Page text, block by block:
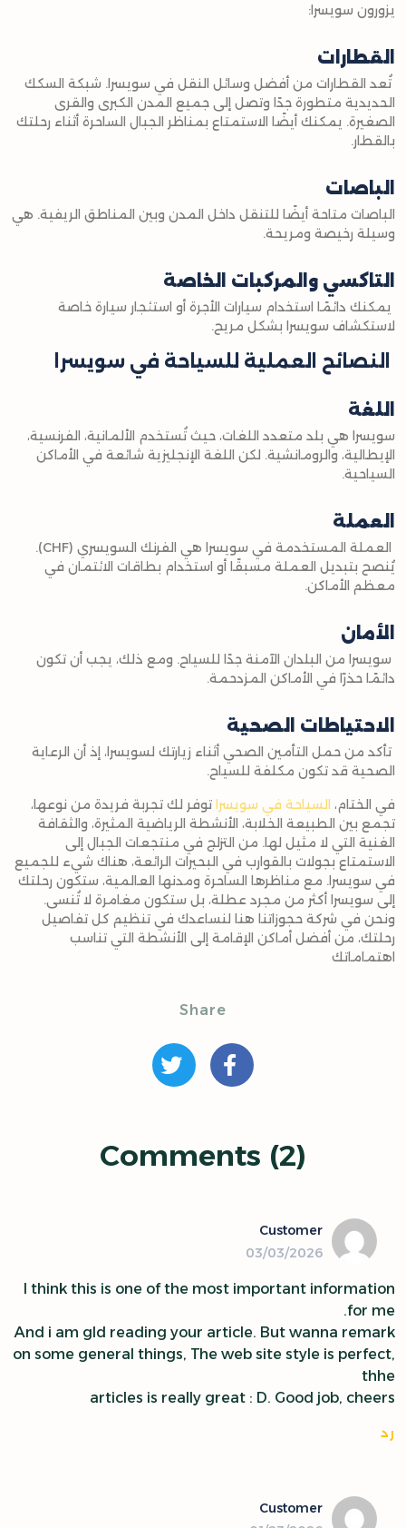
يزورون سويسرا:
القطارات
تُعد القطارات من أفضل وسائل النقل في سويسرا. شبكة السكك
الحديدية متطورة جدًا وتصل إلى جميع المدن الكبرى والقرى
الصغيرة. يمكنك أيضًا الاستمتاع بمناظر الجبال الساحرة أثناء رحلتك
بالقطار.
الباصات
الباصات متاحة أيضًا للتنقل داخل المدن وبين المناطق الريفية. هي
وسيلة رخيصة ومريحة.
التاكسي والمركبات الخاصة
يمكنك دائمًا استخدام سيارات الأجرة أو استئجار سيارة خاصة
لاستكشاف سويسرا بشكل مريح.
النصائح العملية للسياحة في سويسرا
اللغة
سويسرا هي بلد متعدد اللغات، حيث تُستخدم الألمانية، الفرنسية،
الإيطالية، والرومانشية. لكن اللغة الإنجليزية شائعة في الأماكن
السياحية.
العملة
العملة المستخدمة في سويسرا هي الفرنك السويسري (CHF).
يُنصح بتبديل العملة مسبقًا أو استخدام بطاقات الائتمان في
معظم الأماكن.
الأمان
سويسرا من البلدان الآمنة جدًا للسياح. ومع ذلك، يجب أن تكون
دائمًا حذرًا في الأماكن المزدحمة.
الاحتياطات الصحية
تأكد من حمل التأمين الصحي أثناء زيارتك لسويسرا، إذ أن الرعاية
الصحية قد تكون مكلفة للسياح.
في الختام، السياحة في سويسرا توفر لك تجربة فريدة من نوعها،
تجمع بين الطبيعة الخلابة، الأنشطة الرياضية المثيرة، والثقافة
الغنية التي لا مثيل لها. من التزلج في منتجعات الجبال إلى
الاستمتاع بجولات بالقوارب في البحيرات الرائعة، هناك شيء للجميع
في سويسرا. مع مناظرها الساحرة ومدنها العالمية، ستكون رحلتك
إلى سويسرا أكثر من مجرد عطلة، بل ستكون مغامرة لا تُنسى.
ونحن في شركة حجوزاتنا هنا لنساعدك في تنظيم كل تفاصيل
رحلتك، من أفضل أماكن الإقامة إلى الأنشطة التي تناسب
اهتماماتك
Share
Comments (2)
Customer
03/03/2026
I think this is one of the most important information
for me.
And i am gld reading your article. But wanna remark
on some general things, The web site style is perfect,
thhe
articles is really great : D. Good job, cheers
رد
Customer